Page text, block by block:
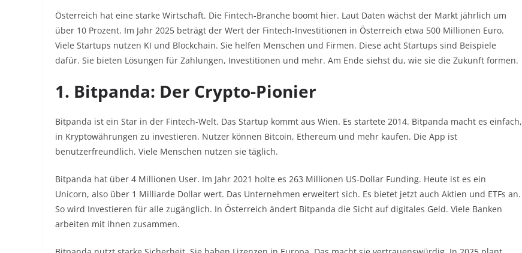
Österreich hat eine starke Wirtschaft. Die Fintech-Branche boomt hier. Laut Daten wächst der Markt jährlich um
über 10 Prozent. Im Jahr 2025 beträgt der Wert der Fintech-Investitionen in Österreich etwa 500 Millionen Euro.
Viele Startups nutzen KI und Blockchain. Sie helfen Menschen und Firmen. Diese acht Startups sind Beispiele
dafür. Sie bieten Lösungen für Zahlungen, Investitionen und mehr. Am Ende siehst du, wie sie die Zukunft formen.
1. Bitpanda: Der Crypto-Pionier
Bitpanda ist ein Star in der Fintech-Welt. Das Startup kommt aus Wien. Es startete 2014. Bitpanda macht es einfach,
in Kryptowährungen zu investieren. Nutzer können Bitcoin, Ethereum und mehr kaufen. Die App ist
benutzerfreundlich. Viele Menschen nutzen sie täglich.
Bitpanda hat über 4 Millionen User. Im Jahr 2021 holte es 263 Millionen US-Dollar Funding. Heute ist es ein
Unicorn, also über 1 Milliarde Dollar wert. Das Unternehmen erweitert sich. Es bietet jetzt auch Aktien und ETFs an.
So wird Investieren für alle zugänglich. In Österreich ändert Bitpanda die Sicht auf digitales Geld. Viele Banken
arbeiten mit ihnen zusammen.